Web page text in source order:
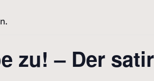
zu! – Der